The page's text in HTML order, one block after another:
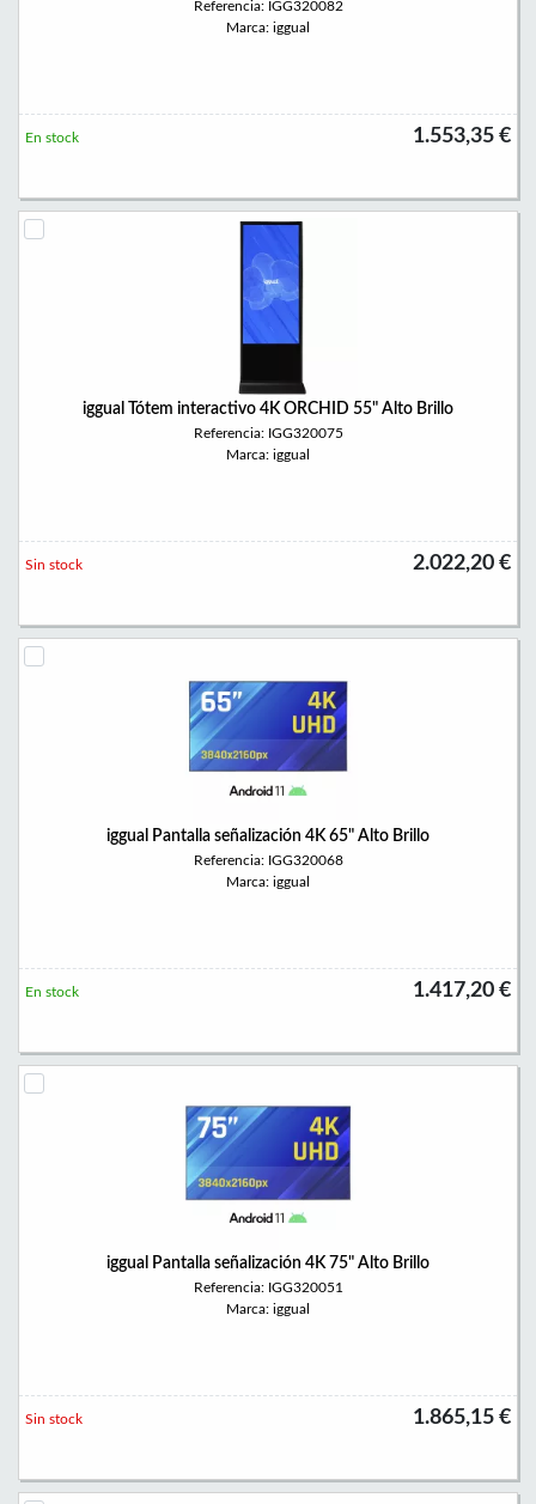
Referencia: IGG320082
Marca: iggual
1.553,35 €
En stock
iggual Tótem interactivo 4K ORCHID 55" Alto Brillo
Referencia: IGG320075
Marca: iggual
2.022,20 €
Sin stock
iggual Pantalla señalización 4K 65" Alto Brillo
Referencia: IGG320068
Marca: iggual
1.417,20 €
En stock
iggual Pantalla señalización 4K 75" Alto Brillo
Referencia: IGG320051
Marca: iggual
1.865,15 €
Sin stock